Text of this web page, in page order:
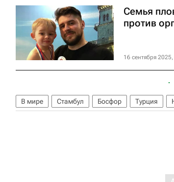
Семья
против
16 сентября
В мире Стамбул Босфор Турция